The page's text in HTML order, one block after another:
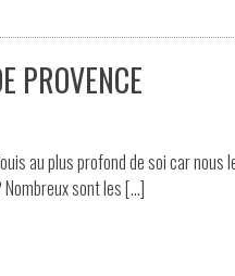
PROVENCE
au plus profond de soi car nous
Nombreux sont les […]